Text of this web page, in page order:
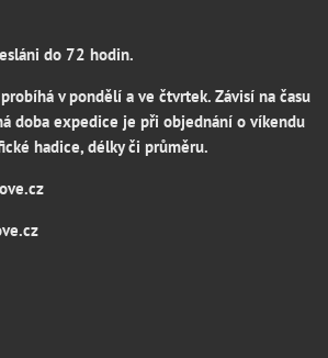
do 72 hodin.
v pondělí a ve čtvrtek. Závisí na času
doba expedice je při objednání o víkendu
hadice, délky či průměru.